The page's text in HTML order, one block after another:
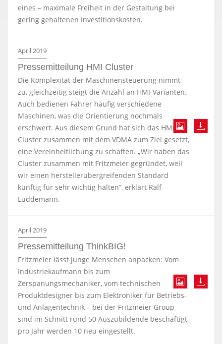
eines – maximale Freiheit in der Gestaltung bei
gering gehaltenen Investitionskosten.
April 2019
Pressemitteilung HMI Cluster
Die Komplexität der Maschinensteuerung nimmt
zu, gleichzeitig steigt die Anzahl an HMI-Varianten.
Auch bedienen Fahrer häufig verschiedene
Maschinen, was die Orientierung nochmals
erschwert. Aus diesem Grund hat sich das HMI-
Cluster zusammen mit dem VDMA zum Ziel gesetzt,
eine Vereinheitlichung zu schaffen. „Wir haben das
Cluster zusammen mit Fritzmeier gegründet, weil
wir einen herstellerübergreifenden Standard
künftig für sehr wichtig halten“, erklärt Ralf
Lüddemann.
April 2019
Pressemitteilung ThinkBIG!
Fritzmeier lässt junge Menschen anpacken: Vom
Industriekaufmann bis zum
Zerspanungsmechaniker, vom technischen
Produktdesigner bis zum Elektroniker für Betriebs-
und Anlagentechnik – bei der Fritzmeier Group
sind im Schnitt rund 50 Auszubildende beschäftigt,
pro Jahr werden 10 neu eingestellt.